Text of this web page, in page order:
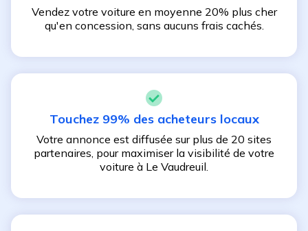
Vendez votre voiture en moyenne 20% plus cher
qu'en concession, sans aucuns frais cachés.
Touchez 99% des acheteurs locaux
Votre annonce est diffusée sur plus de 20 sites
partenaires, pour maximiser la visibilité de votre
voiture à Le Vaudreuil.